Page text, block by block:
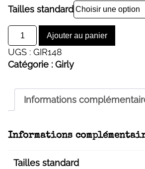
de
prix :
44,00 €
à
Tailles standard
quantité
de
Julia
Cry
Ajouter au panier
Alternative:
UGS : GIR148
Catégorie : Girly
Informations
Informations
Tailles standard